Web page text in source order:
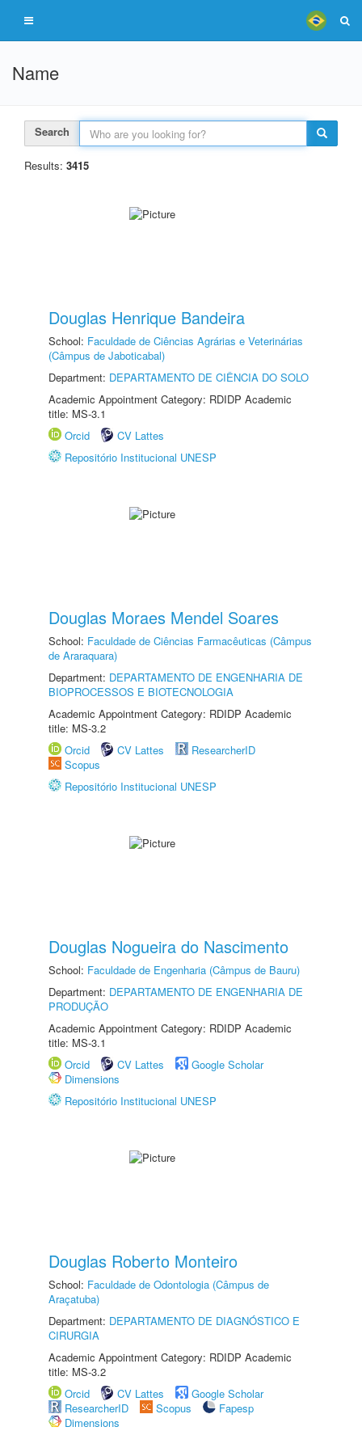
Name
Search
Results: 3415
Douglas Henrique Bandeira
School: Faculdade de Ciências Agrárias e Veterinárias
(Câmpus de Jaboticabal)
Department: DEPARTAMENTO DE CIÊNCIA DO SOLO
Academic Appointment Category: RDIDP Academic
title: MS-3.1
Orcid
CV Lattes
Repositório Institucional UNESP
Douglas Moraes Mendel Soares
School: Faculdade de Ciências Farmacêuticas (Câmpus
de Araraquara)
Department: DEPARTAMENTO DE ENGENHARIA DE
BIOPROCESSOS E BIOTECNOLOGIA
Academic Appointment Category: RDIDP Academic
title: MS-3.2
Orcid
CV Lattes
ResearcherID
Scopus
Repositório Institucional UNESP
Douglas Nogueira do Nascimento
School: Faculdade de Engenharia (Câmpus de Bauru)
Department: DEPARTAMENTO DE ENGENHARIA DE
PRODUÇÃO
Academic Appointment Category: RDIDP Academic
title: MS-3.1
Orcid
CV Lattes
Google Scholar
Dimensions
Repositório Institucional UNESP
Douglas Roberto Monteiro
School: Faculdade de Odontologia (Câmpus de
Araçatuba)
Department: DEPARTAMENTO DE DIAGNÓSTICO E
CIRURGIA
Academic Appointment Category: RDIDP Academic
title: MS-3.2
Orcid
CV Lattes
Google Scholar
ResearcherID
Scopus
Fapesp
Dimensions